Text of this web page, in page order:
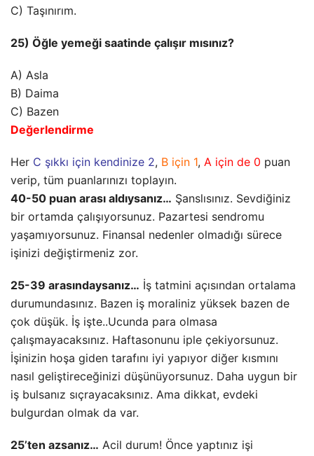
C) Taşınırım.
25) Öğle yemeği saatinde çalışır mısınız?
A) Asla
B) Daima
C) Bazen
Değerlendirme
Her C şıkkı için kendinize 2, B için 1, A için de 0 puan
verip, tüm puanlarınızı toplayın.
40-50 puan arası aldıysanız… Şanslısınız. Sevdiğiniz
bir ortamda çalışıyorsunuz. Pazartesi sendromu
yaşamıyorsunuz. Finansal nedenler olmadığı sürece
işinizi değiştirmeniz zor.
25-39 arasındaysanız… İş tatmini açısından ortalama
durumundasınız. Bazen iş moraliniz yüksek bazen de
çok düşük. İş işte..Ucunda para olmasa
çalışmayacaksınız. Haftasonunu iple çekiyorsunuz.
İşinizin hoşa giden tarafını iyi yapıyor diğer kısmını
nasıl geliştireceğinizi düşünüyorsunuz. Daha uygun bir
iş bulsanız sıçrayacaksınız. Ama dikkat, evdeki
bulgurdan olmak da var.
25’ten azsanız… Acil durum! Önce yaptınız işi